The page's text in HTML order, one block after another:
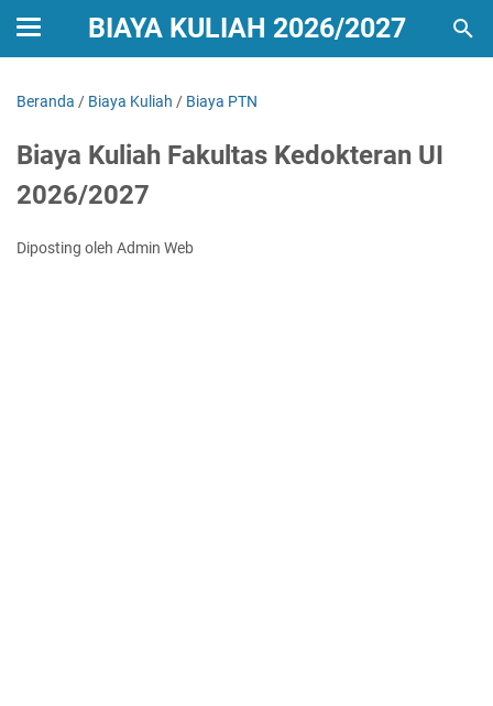
BIAYA KULIAH 2026/2027
Beranda / Biaya Kuliah / Biaya PTN
Biaya Kuliah Fakultas Kedokteran UI
2026/2027
Diposting oleh Admin Web